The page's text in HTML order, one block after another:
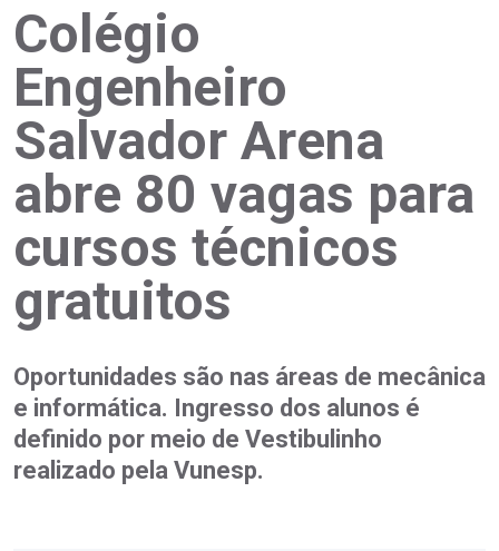
Colégio
Engenheiro
Salvador Arena
abre 80 vagas para
cursos técnicos
gratuitos
Oportunidades são nas áreas de mecânica
e informática. Ingresso dos alunos é
definido por meio de Vestibulinho
realizado pela Vunesp.